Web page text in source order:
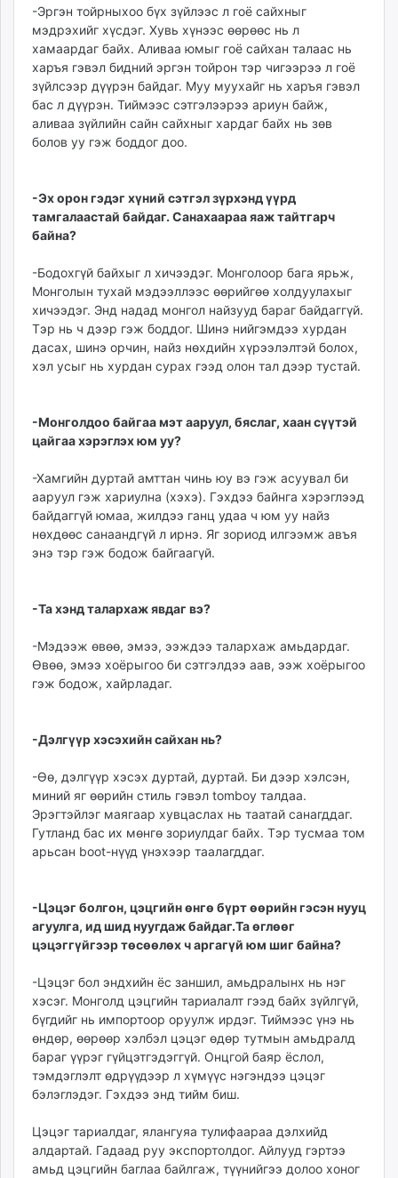
-Эргэн тойрныхоо бүх зүйлээс л гоё сайхныг
мэдрэхийг хүсдэг. Хувь хүнээс өөрөөс нь л
хамаардаг байх. Аливаа юмыг гоё сайхан талаас нь
харъя гэвэл бидний эргэн тойрон тэр чигээрээ л гоё
зүйлсээр дүүрэн байдаг. Муу муухайг нь харъя гэвэл
бас л дүүрэн. Тиймээс сэтгэлээрээ ариун байж,
аливаа зүйлийн сайн сайхныг хардаг байх нь зөв
болов уу гэж боддог доо.
-Эх орон гэдэг хүний сэтгэл зүрхэнд үүрд
тамгалаастай байдаг. Санахаараа яаж тайтгарч
байна?
-Бодохгүй байхыг л хичээдэг. Монголоор бага ярьж,
Монголын тухай мэдээллээс өөрийгөө холдуулахыг
хичээдэг. Энд надад монгол найзууд бараг байдаггүй.
Тэр нь ч дээр гэж боддог. Шинэ нийгэмдээ хурдан
дасах, шинэ орчин, найз нөхдийн хүрээлэлтэй болох,
хэл усыг нь хурдан сурах гээд олон тал дээр тустай.
-Монголдоо байгаа мэт ааруул, бяслаг, хаан сүүтэй
цайгаа хэрэглэх юм уу?
-Хамгийн дуртай амттан чинь юу вэ гэж асуувал би
ааруул гэж хариулна (хэхэ). Гэхдээ байнга хэрэглээд
байдаггүй юмаа, жилдээ ганц удаа ч юм уу найз
нөхдөөс санаандгүй л ирнэ. Яг зориод илгээмж авъя
энэ тэр гэж бодож байгаагүй.
-Та хэнд талархаж явдаг вэ?
-Мэдээж өвөө, эмээ, ээждээ талархаж амьдардаг.
Өвөө, эмээ хоёрыгоо би сэтгэлдээ аав, ээж хоёрыгоо
гэж бодож, хайрладаг.
-Дэлгүүр хэсэхийн сайхан нь?
-Өө, дэлгүүр хэсэх дуртай, дуртай. Би дээр хэлсэн,
миний яг өөрийн стиль гэвэл tomboy талдаа.
Эрэгтэйлэг маягаар хувцаслах нь таатай санагддаг.
Гутланд бас их мөнгө зориулдаг байх. Тэр тусмаа том
арьсан boot-нүүд үнэхээр таалагддаг.
-Цэцэг болгон, цэцгийн өнгө бүрт өөрийн гэсэн нууц
агуулга, ид шид нуугдаж байдаг.Та өглөөг
цэцэггүйгээр төсөөлөх ч аргагүй юм шиг байна?
-Цэцэг бол эндхийн ёс заншил, амьдралынх нь нэг
хэсэг. Монголд цэцгийн тариалалт гээд байх зүйлгүй,
бүгдийг нь импортоор оруулж ирдэг. Тиймээс үнэ нь
өндөр, өөрөөр хэлбэл цэцэг өдөр тутмын амьдралд
бараг үүрэг гүйцэтгэдэггүй. Онцгой баяр ёслол,
тэмдэглэлт өдрүүдээр л хүмүүс нэгэндээ цэцэг
бэлэглэдэг. Гэхдээ энд тийм биш.
Цэцэг тариалдаг, ялангуяа тулифаараа дэлхийд
алдартай. Гадаад руу экспортолдог. Айлууд гэртээ
амьд цэцгийн баглаа байлгаж, түүнийгээ долоо хоног